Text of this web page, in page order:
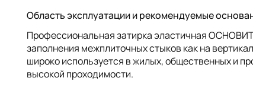
Область эксплуатации и рекомендуемые
Профессиональная затирка эластичная ОСНОВИТ
заполнения межплиточных стыков как на
широко используется в жилых, общественных и
высокой проходимости.